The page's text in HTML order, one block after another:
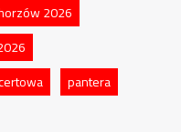
2026
pantera